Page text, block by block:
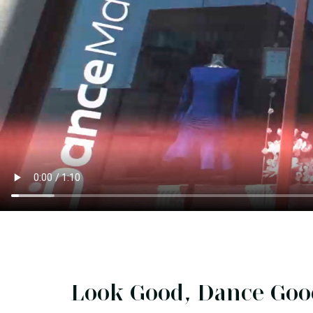
Look Good, Dance